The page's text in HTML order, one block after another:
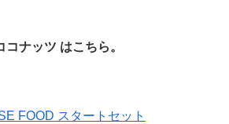
コナッツ はこちら。
FOOD スタートセット